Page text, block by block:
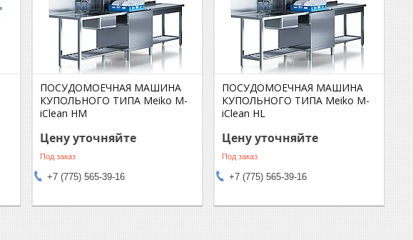
ПОСУДОМОЕЧНАЯ МАШИНА
КУПОЛЬНОГО ТИПА Meiko M-
iClean HM
Цену уточняйте
Под заказ
+7 (775) 565-39-16
ПОСУДОМОЕЧНАЯ МАШИНА
КУПОЛЬНОГО ТИПА Meiko M-
iClean HL
Цену уточняйте
Под заказ
+7 (775) 565-39-16